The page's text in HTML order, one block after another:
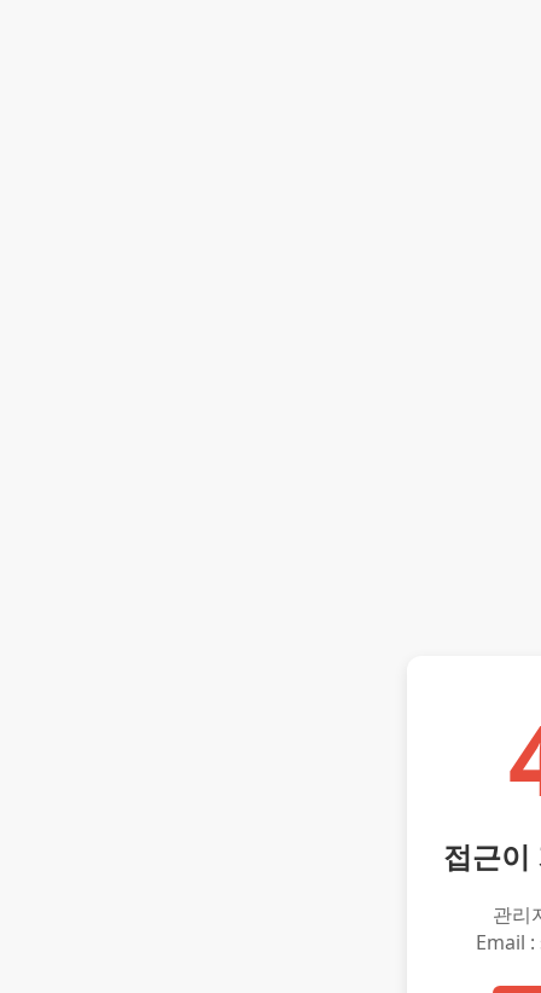
접근이
관리
Email